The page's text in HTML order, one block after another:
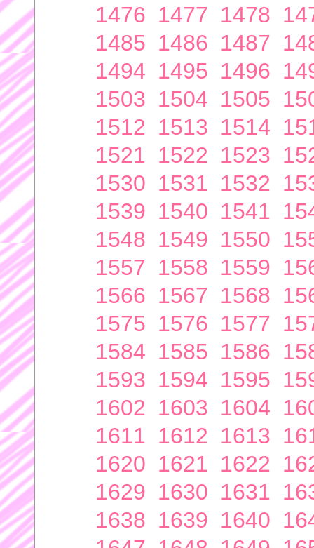
1476 1477 1478
1485 1486 1487
1494 1495 1496
1503 1504 1505
1512 1513 1514
1521 1522 1523
1530 1531 1532
1539 1540 1541
1548 1549 1550
1557 1558 1559
1566 1567 1568
1575 1576 1577
1584 1585 1586
1593 1594 1595
1602 1603 1604
1611 1612 1613
1620 1621 1622
1629 1630 1631
1638 1639 1640